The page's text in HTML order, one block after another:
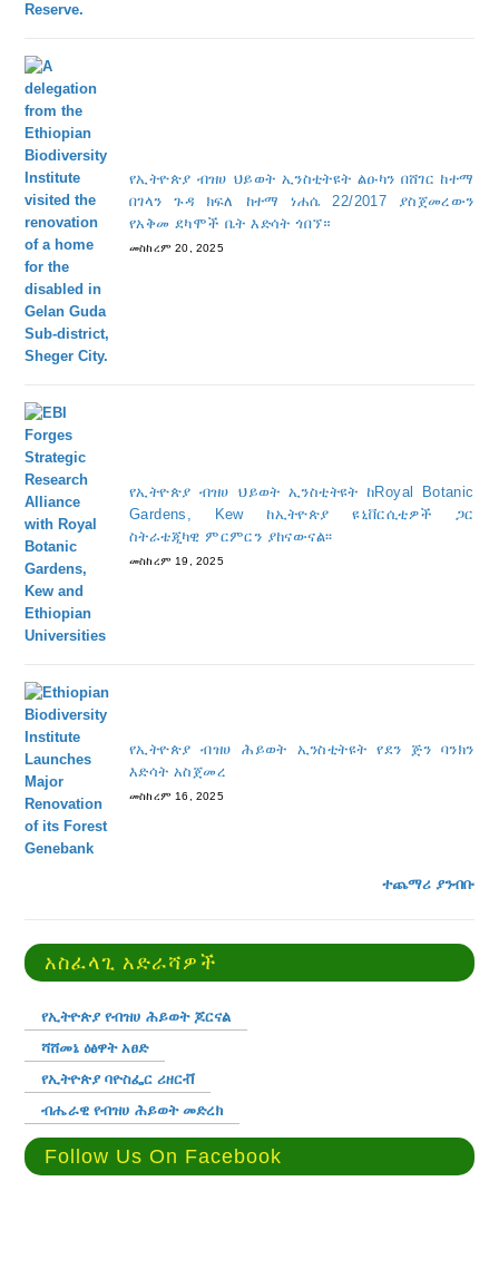
የኢትዮጵያ ብዝሀ ህይወት ኢንስቲትዩት ልዑካን በሸገር ከተማ
በገላን ጉዳ ክፍለ ከተማ ነሐሴ 22/2017 ያስጀመረውን
የአቅመ ደካሞች ቤት እድሳት ጎበኘ።
መስከረም 20, 2025
የኢትዮጵያ ብዝሀ ህይወት ኢንስቲትዩት ከRoyal Botanic
Gardens, Kew ከኢትዮጵያ ዩኒቨርሲቲዎች ጋር
ስትራቴጂካዊ ምርምርን ያከናውናል፡፡
መስከረም 19, 2025
የኢትዮጵያ ብዝሀ ሕይወት ኢንስቲትዩት የደን ጅን ባንክን
እድሳት አስጀመረ
መስከረም 16, 2025
ተጨማሪ ያንብቡ
አስፈላጊ አድራሻዎች
የኢትዮጵያ የብዝሀ ሕይወት ጆርናል
ሻሸመኔ ዕፅዋት አፀድ
የኢትዮጵያ ባዮስፌር ሪዘርቭ
ብሔራዊ የብዝሀ ሕይወት መድረክ
Follow Us On Facebook